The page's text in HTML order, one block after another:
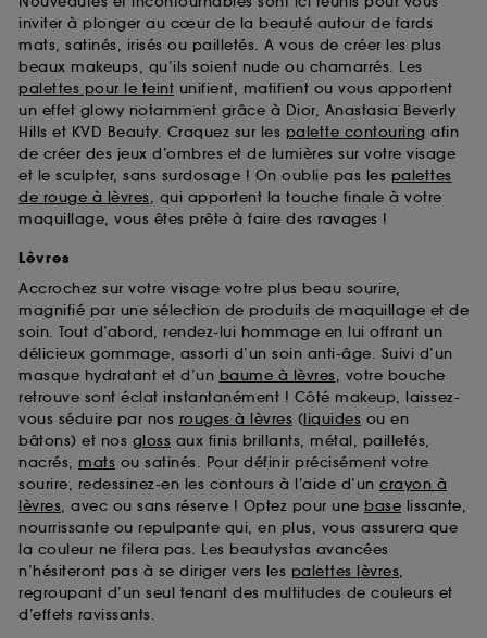
inviter à plonger au cœur de la beauté autour de fards
mats, satinés, irisés ou pailletés. A vous de créer les plus
beaux makeups, qu’ils soient nude ou chamarrés. Les
palettes pour le teint unifient, matifient ou vous apportent
un effet glowy notamment grâce à Dior, Anastasia Beverly
Hills et KVD Beauty. Craquez sur les palette contouring afin
de créer des jeux d’ombres et de lumières sur votre visage
et le sculpter, sans surdosage ! On oublie pas les palettes
de rouge à lèvres, qui apportent la touche finale à votre
maquillage, vous êtes prête à faire des ravages !
Lèvres
Accrochez sur votre visage votre plus beau sourire,
magnifié par une sélection de produits de maquillage et de
soin. Tout d’abord, rendez-lui hommage en lui offrant un
délicieux gommage, assorti d’un soin anti-âge. Suivi d’un
masque hydratant et d’un baume à lèvres, votre bouche
retrouve sont éclat instantanément ! Côté makeup, laissez-
vous séduire par nos rouges à lèvres (liquides ou en
bâtons) et nos gloss aux finis brillants, métal, pailletés,
nacrés, mats ou satinés. Pour définir précisément votre
sourire, redessinez-en les contours à l’aide d’un crayon à
lèvres, avec ou sans réserve ! Optez pour une base lissante,
nourrissante ou repulpante qui, en plus, vous assurera que
la couleur ne filera pas. Les beautystas avancées
n’hésiteront pas à se diriger vers les palettes lèvres,
regroupant d’un seul tenant des multitudes de couleurs et
d’effets ravissants.
d’en améliorer la performance.
Cookies de sécurisation des paiements en ligne :
ils nous permettent de lutter notamment contre les
fraudes aux moyens de paiement et les
usurpations d’identité.
Cookies fonctionnels :il s’agit de cookies
permettant l’affichage et/ou la fourniture de
certaines fonctionnalités du site, tel que les
cookies d’authentification qui sont utilisés afin de
vous faire bénéficier de l’authentification
sans saisir à nouveau votre identifiant et mot de
passe.
A l'exception des cookies techniques, le dépôt et la
lecture de ces traceurs requiert votre accord. Vous
pouvez personnaliser vos choix concernant le dépôt
de ces cookies grâce au bouton "personnaliser mes
choix" ci-dessous ou décider de "tout accepter".
Sephora pourra associer les informations de
navigation collectées par ces Cookies, pour les
finalités acceptées, avec les données personnelles
collectées ou générées lors de votre activité en ligne
ou en magasin. Pour refuser tous les cookies, cliques
sur "continuer sans accepter". Voous pouvez à tout
moment choisir de retirer votrte consentement. Si vous